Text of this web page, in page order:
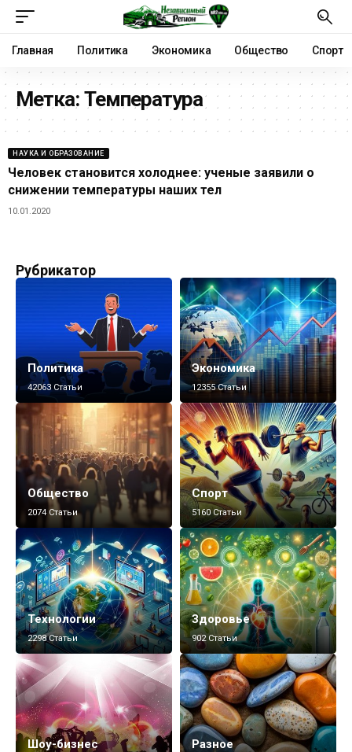
Главная Политика Экономика Общество Спорт
Метка: Температура
НАУКА И ОБРАЗОВАНИЕ
Человек становится холоднее: ученые заявили о
снижении температуры наших тел
10.01.2020
Рубрикатор
Политика
42063 Статьи
Экономика
12355 Статьи
Общество
2074 Статьи
Спорт
5160 Статьи
Технологии
2298 Статьи
Здоровье
902 Статьи
Шоу-бизнес Разное